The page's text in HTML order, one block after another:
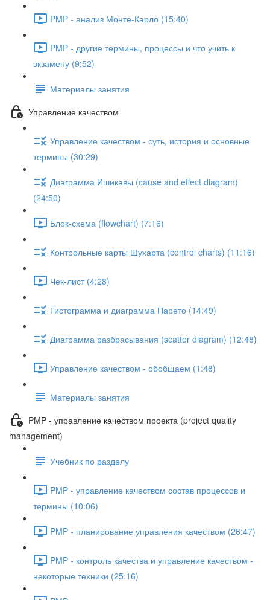
PMP - анализ Монте-Карло (15:40)
PMP - другие термины, процессы и что учить к
экзамену (9:52)
Материалы занятия
Управление качеством
Управление качеством - суть, история и основные
термины (30:29)
Диаграмма Ишикавы (cause and effect diagram)
(24:50)
Блок-схема (flowchart) (7:16)
Контрольные карты Шухарта (control charts) (11:16)
Чек-лист (4:28)
Гистограмма и диаграмма Парето (14:49)
Диаграмма разбрасывания (scatter diagram) (12:48)
Управление качеством - обобщаем (1:48)
Материалы занятия
PMP - управление качеством проекта (project quality
management)
Учебник по разделу
PMP - управление качеством состав процессов и
термины (10:06)
PMP - планирование управления качеством (26:47)
PMP - контроль качества и управление качеством -
некоторые техники (25:16)